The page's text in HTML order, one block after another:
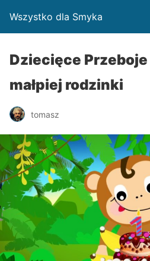
Wszystko dla Smyka
Dziecięce Przeboje
małpiej rodzinki
tomasz